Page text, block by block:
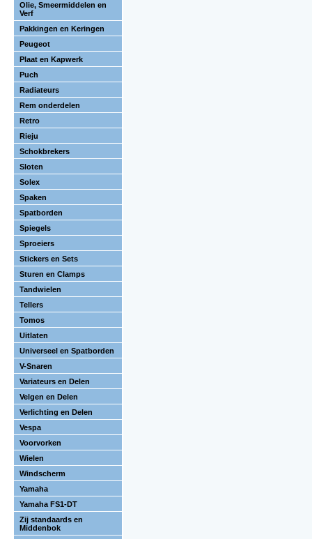
Olie, Smeermiddelen en
Verf
Pakkingen en Keringen
Peugeot
Plaat en Kapwerk
Puch
Radiateurs
Rem onderdelen
Retro
Rieju
Schokbrekers
Sloten
Solex
Spaken
Spatborden
Spiegels
Sproeiers
Stickers en Sets
Sturen en Clamps
Tandwielen
Tellers
Tomos
Uitlaten
Universeel en Spatborden
V-Snaren
Variateurs en Delen
Velgen en Delen
Verlichting en Delen
Vespa
Voorvorken
Wielen
Windscherm
Yamaha
Yamaha FS1-DT
Zij standaards en
Middenbok